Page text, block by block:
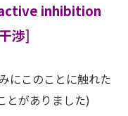
inhibition
干渉]
にこのことに触れた
とがありました)